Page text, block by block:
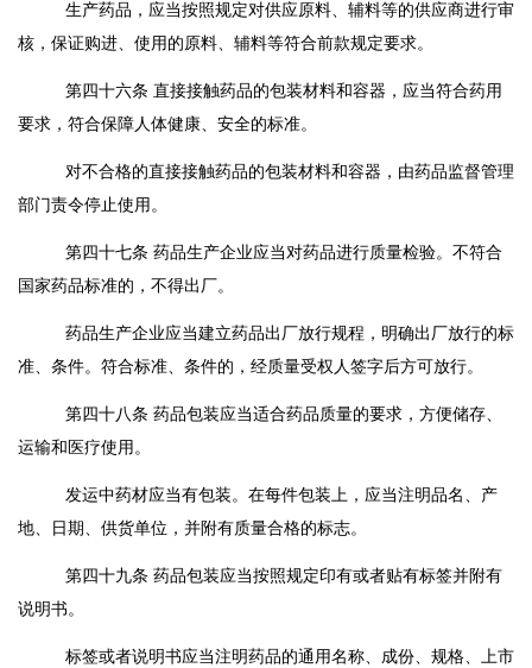
生产药品，应当按照规定对供应原料、辅料等的供应商进行审
核，保证购进、使用的原料、辅料等符合前款规定要求。
第四十六条 直接接触药品的包装材料和容器，应当符合药用
要求，符合保障人体健康、安全的标准。
对不合格的直接接触药品的包装材料和容器，由药品监督管理
部门责令停止使用。
第四十七条 药品生产企业应当对药品进行质量检验。不符合
国家药品标准的，不得出厂。
药品生产企业应当建立药品出厂放行规程，明确出厂放行的标
准、条件。符合标准、条件的，经质量受权人签字后方可放行。
第四十八条 药品包装应当适合药品质量的要求，方便储存、
运输和医疗使用。
发运中药材应当有包装。在每件包装上，应当注明品名、产
地、日期、供货单位，并附有质量合格的标志。
第四十九条 药品包装应当按照规定印有或者贴有标签并附有
说明书。
标签或者说明书应当注明药品的通用名称、成份、规格、上市